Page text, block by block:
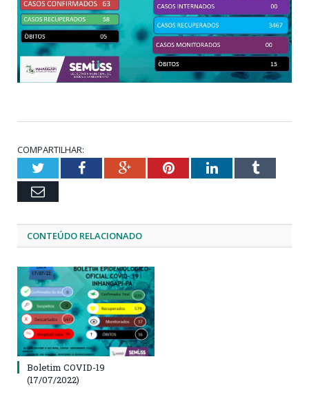
COMPARTILHAR:
TwitterFacebookGoogle+PinterestLinkedInTumblr
Email
CONTEÚDO RELACIONADO
Boletim COVID-19
(17/07/2022)